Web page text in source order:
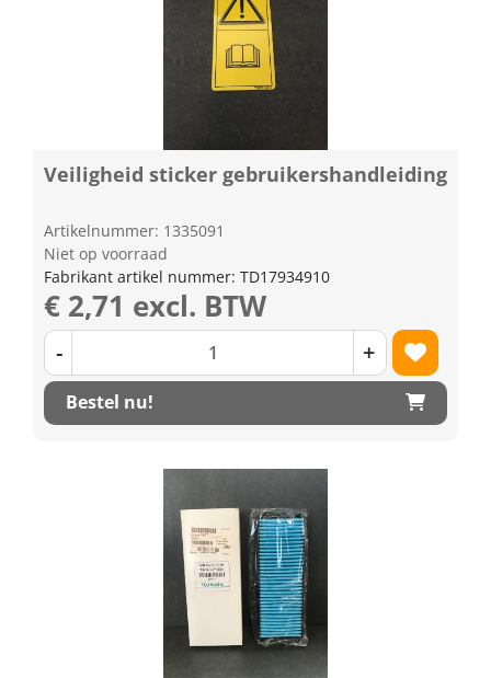
Veiligheid sticker gebruikershandleiding
Artikelnummer: 1335091
Niet op voorraad
Fabrikant artikel nummer: TD17934910
€ 2,71 excl. BTW
- +
Bestel nu!